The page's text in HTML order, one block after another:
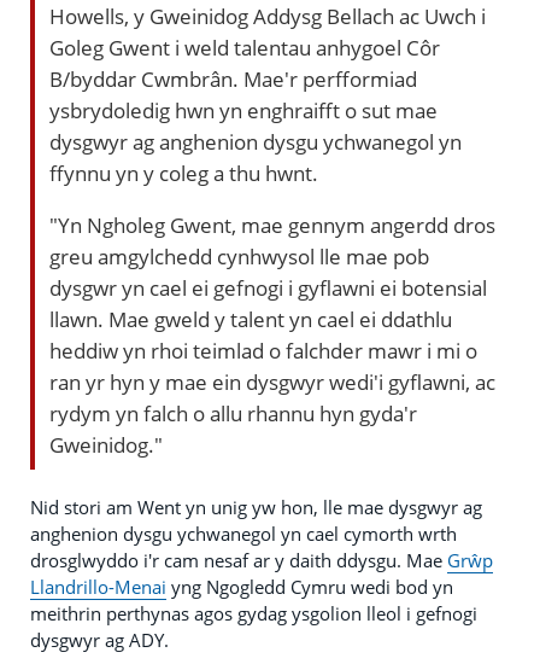
Howells, y Gweinidog Addysg Bellach ac Uwch i
Goleg Gwent i weld talentau anhygoel Côr
B/byddar Cwmbrân. Mae'r perfformiad
ysbrydoledig hwn yn enghraifft o sut mae
dysgwyr ag anghenion dysgu ychwanegol yn
ffynnu yn y coleg a thu hwnt.
"Yn Ngholeg Gwent, mae gennym angerdd dros
greu amgylchedd cynhwysol lle mae pob
dysgwr yn cael ei gefnogi i gyflawni ei botensial
llawn. Mae gweld y talent yn cael ei ddathlu
heddiw yn rhoi teimlad o falchder mawr i mi o
ran yr hyn y mae ein dysgwyr wedi'i gyflawni, ac
rydym yn falch o allu rhannu hyn gyda'r
Gweinidog."
Nid stori am Went yn unig yw hon, lle mae dysgwyr ag
anghenion dysgu ychwanegol yn cael cymorth wrth
drosglwyddo i'r cam nesaf ar y daith ddysgu. Mae Grŵp
Llandrillo-Menai yng Ngogledd Cymru wedi bod yn
meithrin perthynas agos gydag ysgolion lleol i gefnogi
dysgwyr ag ADY.